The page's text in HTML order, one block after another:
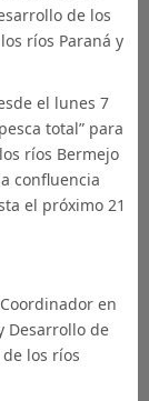
de los
ríos Paraná y
el lunes 7
total” para
ríos Bermejo
confluencia
el próximo 21
en
Desarrollo de
los ríos